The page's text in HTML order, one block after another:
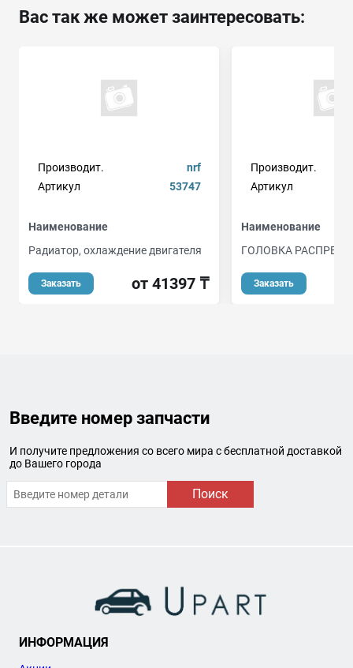
Вас так же может заинтересовать:
Производит.
nrf
Артикул
53747
Наименование
Радиатор, охлаждение двигателя
Заказать от 41397 ₸
Производит.
Артикул
Наименование
ГОЛОВКА
Заказать
Введите номер запчасти
И получите предложения со всего мира с бесплатной доставкой
до Вашего города
Поиск
ИНФОРМАЦИЯ